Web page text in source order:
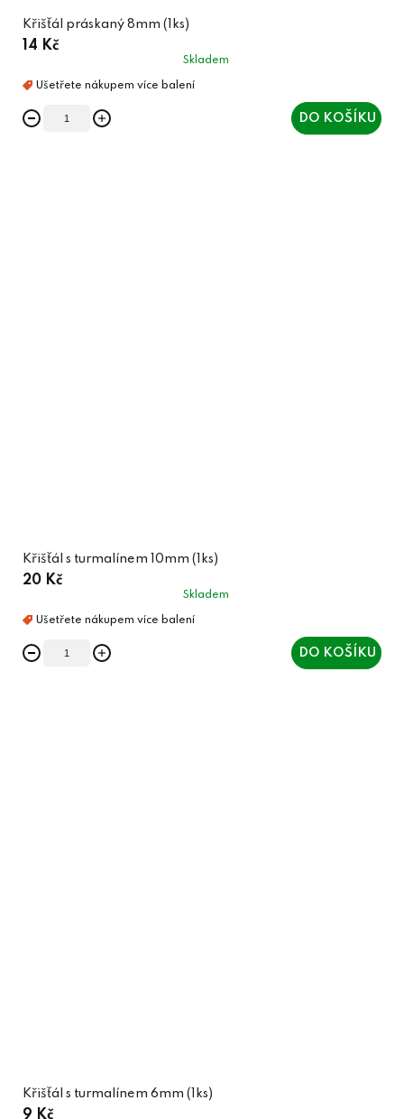
Křišťál práskaný 8mm (1ks)
14 Kč
Skladem
DO KOŠÍKU
Křišťál s turmalínem 10mm (1ks)
20 Kč
Skladem
DO KOŠÍKU
Křišťál s turmalínem 6mm (1ks)
9 Kč